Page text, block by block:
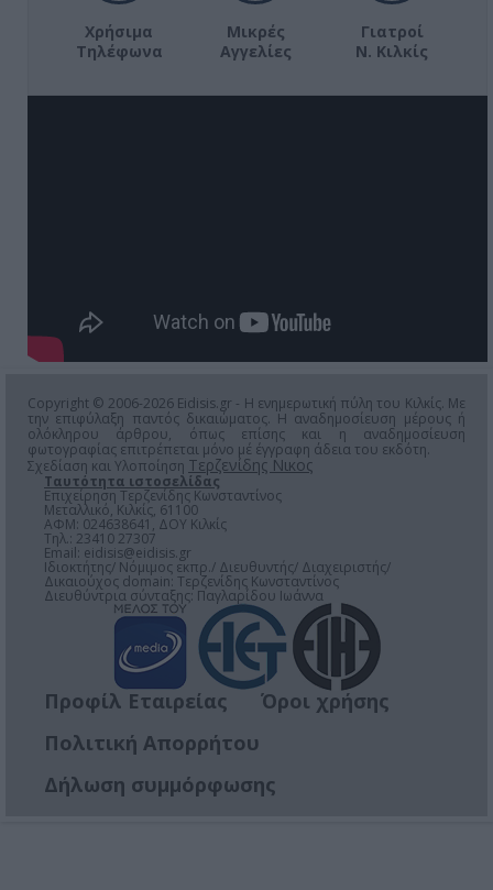
Χρήσιμα
Τηλέφωνα
Μικρές
Αγγελίες
Γιατροί
Ν. Κιλκίς
Copyright © 2006-2026 Eidisis.gr - Η ενημερωτική πύλη του Κιλκίς. Με
την επιφύλαξη παντός δικαιώματος. Η αναδημοσίευση μέρους ή
ολόκληρου άρθρου, όπως επίσης και η αναδημοσίευση
φωτογραφίας επιτρέπεται μόνο μέ έγγραφη άδεια του εκδότη.
Σχεδίαση και Υλοποίηση Τερζενίδης Νικος
Ταυτότητα ιστοσελίδας
Επιχείρηση Τερζενίδης Κωνσταντίνος
Μεταλλικό, Κιλκίς, 61100
ΑΦΜ: 024638641, ΔΟΥ Κιλκίς
Τηλ.: 23410 27307
Email: eidisis@eidisis.gr
Ιδιοκτήτης/ Νόμιμος εκπρ./ Διευθυντής/ Διαχειριστής/
Δικαιούχος domain: Τερζενίδης Κωνσταντίνος
Διευθύντρια σύνταξης: Παγλαρίδου Ιωάννα
Προφίλ Εταιρείας
Όροι χρήσης
Πολιτική Απορρήτου
Δήλωση συμμόρφωσης